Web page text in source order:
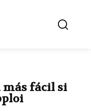
fácil si